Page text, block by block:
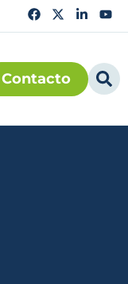
Contacto